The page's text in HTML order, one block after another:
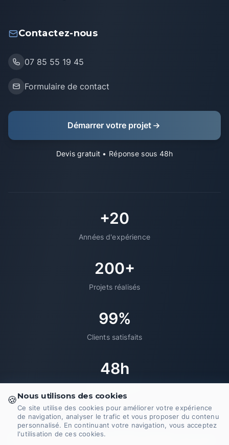
Contactez-nous
07 85 55 19 45
Formulaire de contact
Démarrer votre projet
Devis gratuit • Réponse sous 48h
+20
Années d'expérience
200+
Projets réalisés
99%
Clients satisfaits
48h
🍪Nous utilisons des cookies
Ce site utilise des cookies pour améliorer votre expérience
de navigation, analyser le trafic et vous proposer du contenu
personnalisé. En continuant votre navigation, vous acceptez
l'utilisation de ces cookies.